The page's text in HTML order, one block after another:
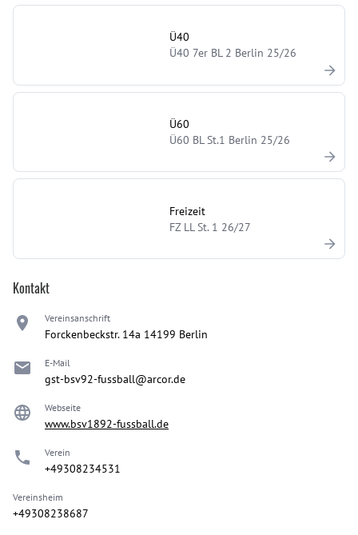
Ü40
Ü40 7er BL 2 Berlin 25/26
Ü60
Ü60 BL St.1 Berlin 25/26
Freizeit
FZ LL St. 1 26/27
Kontakt
Vereinsanschrift
Forckenbeckstr. 14a 14199 Berlin
E-Mail
gst-bsv92-fussball@arcor.de
Webseite
www.bsv1892-fussball.de
Verein
+49308234531
Vereinsheim
+49308238687